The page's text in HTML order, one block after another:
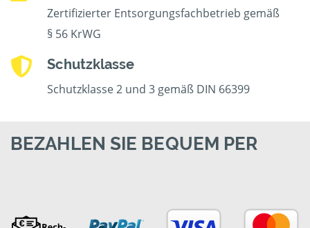
Zertifizierter Entsorgungsfachbetrieb gemäß
§ 56 KrWG
Schutzklasse
Schutzklasse 2 und 3 gemäß DIN 66399
BEZAHLEN SIE BEQUEM PER